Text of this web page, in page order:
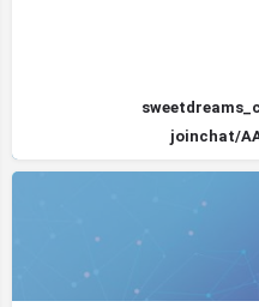
joinchat/